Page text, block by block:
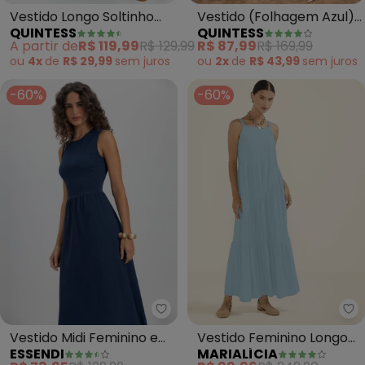
Vestido Longo Soltinho
com Fenda (Azul)
QUINTESS
A partir deR$ 119,99R$ 129,99
ou 4x de R$ 29,99 sem juros
Vestido (Folhagem Azul)
com Argola no Decote
QUINTESS
R$ 87,99R$ 169,99
ou 2x de R$ 43,99 sem juros
-60%
Essendi - Vestido Midi
Vestido Midi Feminino em
Malha (Azul)
ESSENDI
-60%
Vestido Feminino Longo
com Franzidos (Azul)
MARIALÍCIA